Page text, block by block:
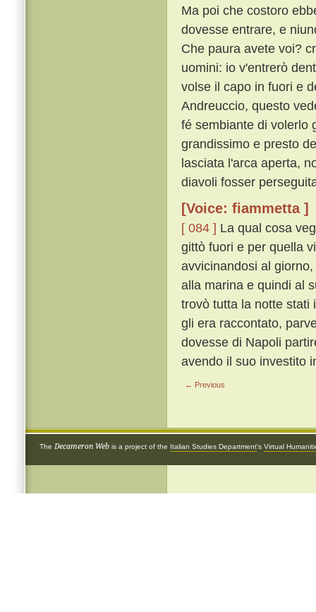
Ma poi che costoro
dovesse entrare, e
Che paura avete voi?
uomini: io v'entrerò
volse il capo in fuori e
Andreuccio, questo
fé sembiante di volerlo
grandissimo e presto
lasciata l'arca aperta,
diavoli fosser
[Voice: fiammetta ]
[ 084 ] La qual cosa
gittò fuori e per quella
avvicinandosi al
alla marina e quindi al
trovò tutta la notte
gli era raccontato,
dovesse di Napoli
avendo il suo investito
← Previous
The Decameron Web is a project of the Italian Studies Department's Virtual